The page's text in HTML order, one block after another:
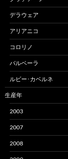
デラウェア
アリアニコ
コロリノ
バルベーラ
ルビー･カベルネ
生産年
2003
2007
2008